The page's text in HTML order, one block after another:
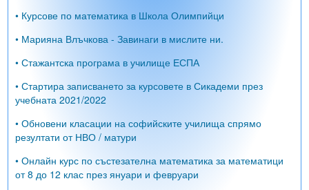
• Курсове по математика в Школа Олимпийци
• Марияна Влъчкова - Завинаги в мислите ни.
• Стажантска програма в училище ЕСПА
• Стартира записването за курсовете в Сикадеми през
учебната 2021/2022
• Обновени класации на софийските училища спрямо
резултати от НВО / матури
• Онлайн курс по състезателна математика за математици
от 8 до 12 клас през януари и февруари